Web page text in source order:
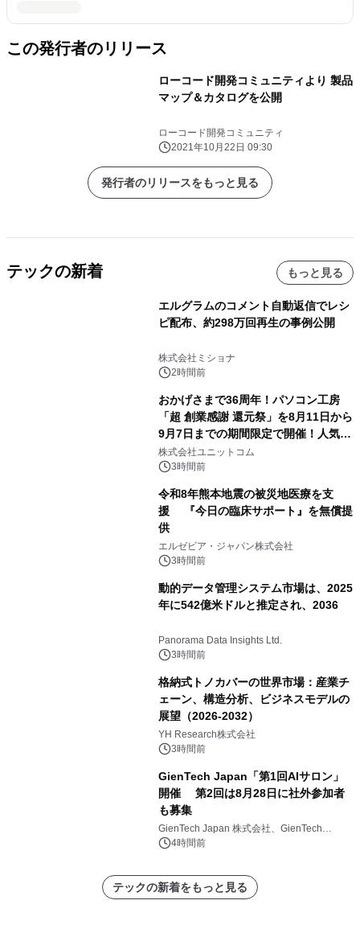
この発行者のリリース
ローコード開発コミュニティより 製品
マップ＆カタログを公開
ローコード開発コミュニティ
2021年10月22日 09:30
発行者のリリースをもっと見る
テックの新着 もっと見る
エルグラムのコメント自動返信でレシ
ピ配布、約298万回再生の事例公開
株式会社ミショナ
2時間前
おかげさまで36周年！パソコン工房
「超 創業感謝 還元祭」を8月11日から
9月7日までの期間限定で開催！人気の
ゲーミングPCや高性能ノートPCなど
対象iiyama PCのご購入で最大3万円分
株式会社ユニットコム
3時間前
令和8年熊本地震の被災地医療を支
援 『今日の臨床サポート』を無償提
供
エルゼビア・ジャパン株式会社
3時間前
動的データ管理システム市場は、2025
年に542億米ドルと推定され、2036
Panorama Data Insights Ltd.
3時間前
格納式トノカバーの世界市場：産業チ
ェーン、構造分析、ビジネスモデルの
展望（2026-2032）
YH Research株式会社
3時間前
GienTech Japan「第1回AIサロン」
開催 第2回は8月28日に社外参加者
も募集
GienTech Japan 株式会社、GienTech
Consulting Japan 株式会社
4時間前
テックの新着をもっと見る